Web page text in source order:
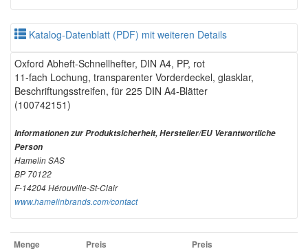
Katalog-Datenblatt (PDF) mit weiteren Details
Oxford Abheft-Schnellhefter, DIN A4, PP, rot
11-fach Lochung, transparenter Vorderdeckel, glasklar,
Beschriftungsstreifen, für 225 DIN A4-Blätter
(100742151)
Informationen zur Produktsicherheit, Hersteller/EU Verantwortliche
Person
Hamelin SAS
BP 70122
F-14204 Hérouville-St-Clair
www.hamelinbrands.com/contact
Menge
Preis
Preis